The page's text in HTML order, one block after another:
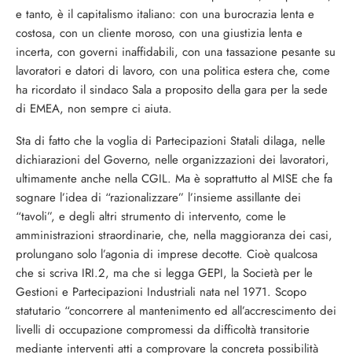
e tanto, è il capitalismo italiano: con una burocrazia lenta e
costosa, con un cliente moroso, con una giustizia lenta e
incerta, con governi inaffidabili, con una tassazione pesante su
lavoratori e datori di lavoro, con una politica estera che, come
ha ricordato il sindaco Sala a proposito della gara per la sede
di EMEA, non sempre ci aiuta.
Sta di fatto che la voglia di Partecipazioni Statali dilaga, nelle
dichiarazioni del Governo, nelle organizzazioni dei lavoratori,
ultimamente anche nella CGIL. Ma è soprattutto al MISE che fa
sognare l’idea di “razionalizzare” l’insieme assillante dei
“tavoli”, e degli altri strumento di intervento, come le
amministrazioni straordinarie, che, nella maggioranza dei casi,
prolungano solo l’agonia di imprese decotte. Cioè qualcosa
che si scriva IRI.2, ma che si legga GEPI, la Società per le
Gestioni e Partecipazioni Industriali nata nel 1971. Scopo
statutario “concorrere al mantenimento ed all’accrescimento dei
livelli di occupazione compromessi da difficoltà transitorie
mediante interventi atti a comprovare la concreta possibilità